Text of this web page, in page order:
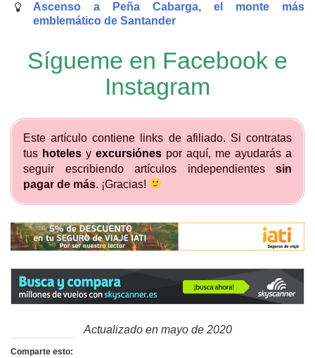
Ascenso a Peña Cabarga, el monte más
emblemático de Santander
Sígueme en Facebook e
Instagram
Este artículo contiene links de afiliado. Si contratas
tus hoteles y excursiónes por aquí, me ayudarás a
seguir escribiendo artículos independientes sin
pagar de más. ¡Gracias!
Actualizado en mayo de 2020
Comparte esto: